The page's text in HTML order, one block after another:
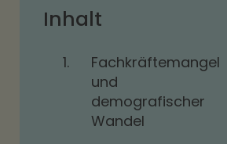
Inhalt
1.
Fachkräftemangel
und
demografischer
Wandel